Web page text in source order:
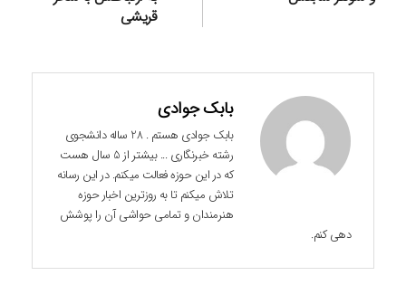
قریشی
بابک جوادی
بابک جوادی هستم . 28 ساله دانشجوی
رشته خبرنگاری ... بیشتر از 5 سال هست
که در این حوزه فعالت میکنم. در این رسانه
تلاش میکنم تا به روزترین اخبار حوزه
هنرمندان و تمامی حواشی آن را پوشش
دهی کنم.